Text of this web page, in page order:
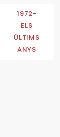
1972-
ELS
ÚLTIMS
ANYS